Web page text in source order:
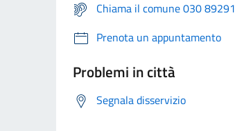
Chiama il comune 030 89291
Prenota un appuntamento
Problemi in città
Segnala disservizio